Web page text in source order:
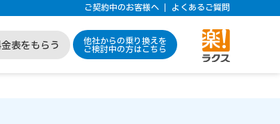
ご契約中のお客様へ よくあるご質問
表をもらう 他社からの乗り換えを
ご検討中の方はこちら